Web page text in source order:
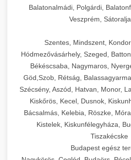
Balatonalmádi, Polgárdi,
Veszprém,
Szentes, Mindszent,
Hódmezővásárhely, Szeged,
Békéscsaba, Nagymaros,
Göd,Szob, Rétság,
Szécsény, Aszód, Hatvan, Monor,
Kiskőrös, Kecel, Dusnok,
Bácsalmás, Kelebia, Röszke,
Kistelek, Kiskunfélegyháza,
Tiszakécske
Budapest egész